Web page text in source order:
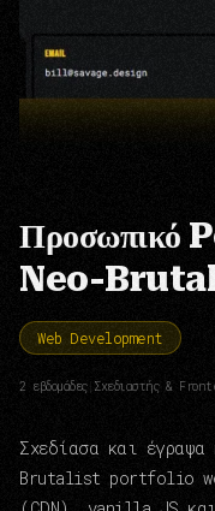
Neo-
Web Development
2 εβδομάδες| Σχεδιαστής &
Σχεδίασα και
Brutalist portfolio